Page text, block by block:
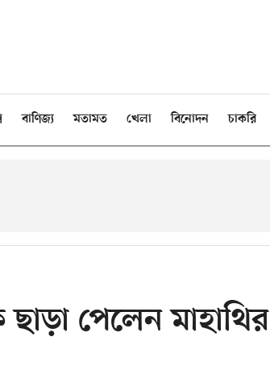
বাণিজ্য মতামত খেলা বিনোদন চাকরি
পেলেন মাহাথির